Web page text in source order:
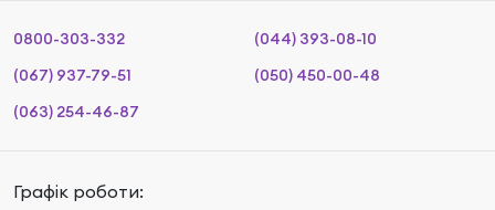
0800-303-332
(044) 393-08-10
(067) 937-79-51
(050) 450-00-48
(063) 254-46-87
Графік роботи: